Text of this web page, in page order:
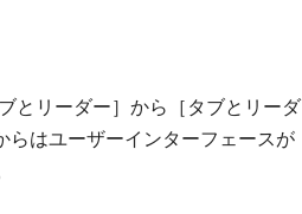
とリーダー］から［タブとリーダ
らはユーザーインターフェースが